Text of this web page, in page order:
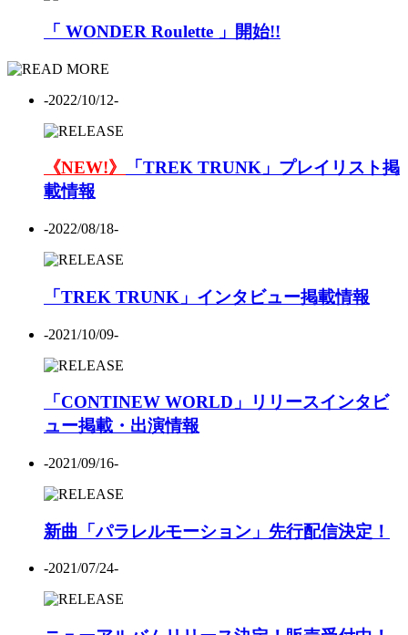
「 WONDER Roulette 」開始!!
-2022/10/12-
《NEW!》
「TREK TRUNK」プレイリスト掲
載情報
-2022/08/18-
「TREK TRUNK」インタビュー掲載情報
-2021/10/09-
「CONTINEW WORLD」リリースインタビ
ュー掲載・出演情報
-2021/09/16-
新曲「パラレルモーション」先行配信決定！
-2021/07/24-